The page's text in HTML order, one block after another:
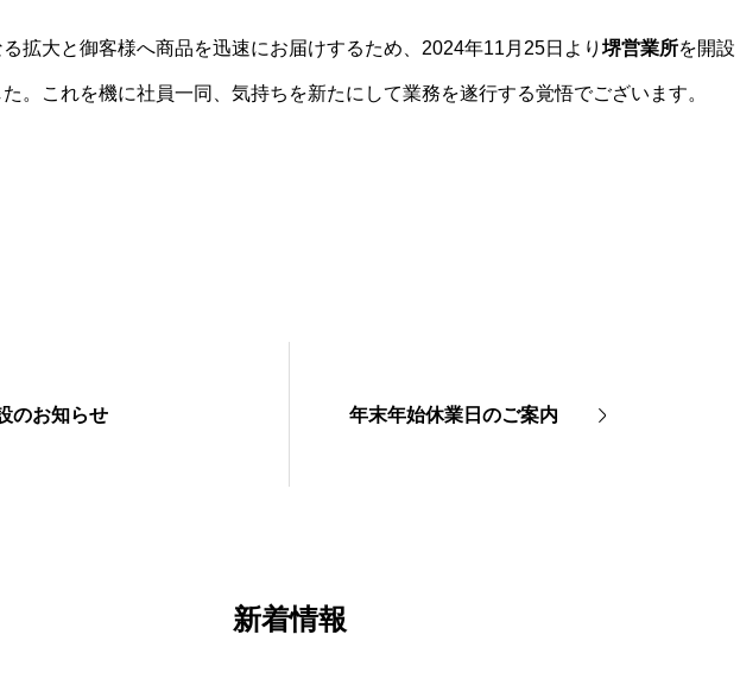
拡大と御客様へ商品を迅速にお届けするため、2024年11月25日より 堺営業所を開設
。これを機に社員一同、気持ちを新たにして業務を遂行する覚悟でございます。
のお知らせ 年末年始休業日のご案内
新着情報